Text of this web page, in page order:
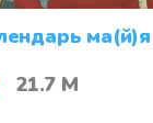
ма(й)я
21.7 М